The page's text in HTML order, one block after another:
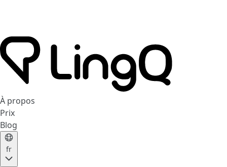
À propos
Prix
Blog
fr